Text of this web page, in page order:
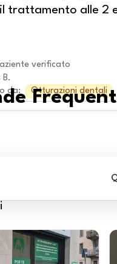
trattamento alle 2
verificato
B.
da: Otturazioni dentali